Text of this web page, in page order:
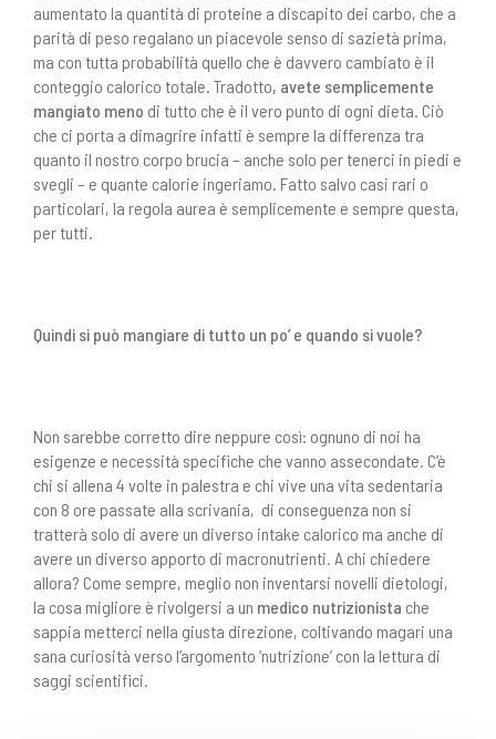
aumentato la quantità di proteine a discapito dei carbo, che a
parità di peso regalano un piacevole senso di sazietà prima,
ma con tutta probabilità quello che è davvero cambiato è il
conteggio calorico totale. Tradotto, avete semplicemente
mangiato meno di tutto che è il vero punto di ogni dieta. Ciò
che ci porta a dimagrire infatti è sempre la differenza tra
quanto il nostro corpo brucia – anche solo per tenerci in piedi e
svegli – e quante calorie ingeriamo. Fatto salvo casi rari o
particolari, la regola aurea è semplicemente e sempre questa,
per tutti.
Quindi si può mangiare di tutto un po’ e quando si vuole?
Non sarebbe corretto dire neppure così: ognuno di noi ha
esigenze e necessità specifiche che vanno assecondate. C’è
chi si allena 4 volte in palestra e chi vive una vita sedentaria
con 8 ore passate alla scrivania, di conseguenza non si
tratterà solo di avere un diverso intake calorico ma anche di
avere un diverso apporto di macronutrienti. A chi chiedere
allora? Come sempre, meglio non inventarsi novelli dietologi,
la cosa migliore è rivolgersi a un medico nutrizionista che
sappia metterci nella giusta direzione, coltivando magari una
sana curiosità verso l’argomento ‘nutrizione’ con la lettura di
saggi scientifici.